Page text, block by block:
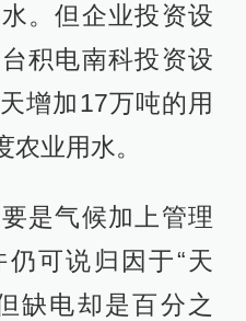
。但企业投资设
积电南科投资设
增加17万吨的用
业用水。
是气候加上管理
可说归因于“天
缺电却是百分之